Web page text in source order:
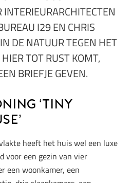
I29 EN CHRIS
DE NATUUR TEGEN HET
TOT RUST KOMT,
BRIEFJE GEVEN.
‘Tiny
heeft het huis wel een luxe
voor een gezin van vier
een woonkamer, een